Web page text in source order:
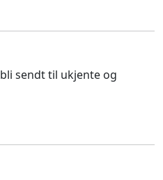
sendt til ukjente og